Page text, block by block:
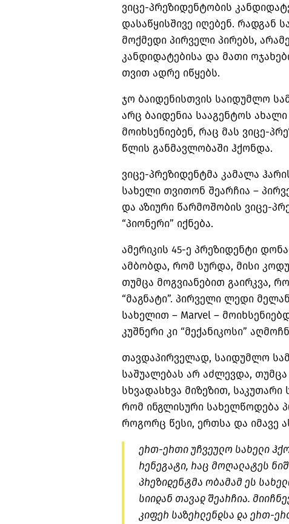
ვიცე-პრეზიდენტობის
დასაწყისშივე იღებენ.
მოქმედი პირველი პირებს,
კანდიდატებისა და მათი
თვით ადრე იწყებს.
ჯო ბაიდენისთვის საიდუმლო
არც ბაიდენია სააგენტოს
მოიხსენიებენ, რაც მას ვიცე-
წლის განმავლობაში ჰქონდა.
ვიცე-პრეზიდენტმა კამალა
სახელი თვითონ შეარჩია –
და აზიური წარმოშობის ვიცე-
“პიონერი” იქნება.
ამერიკის 45-ე პრეზიდენტი
ამბობდა, რომ სურდა, მისი
თუმცა მოგვიანებით გაირკვა,
“მაგნატი”. პირველი ლედი
სახელით – Marvel –
კუშნერი კი “მექანიკოსი”
თავდაპირველად, საიდუმლო
საშუალებას არ აძლევდა,
სხვადასხვა მიზეზით,
რომ ინგლისური სახელწოდება
როგორც წესი, ერთსა და იმავე
ერთ-ერთი უჩვეულო სახელი
რენეგატი, რაც მოღალატეს
პრეზიდენტმა ობამამ ეს
სიიდან თავად შეარჩია.
კიფერ საზერლენდსა და ერთ-